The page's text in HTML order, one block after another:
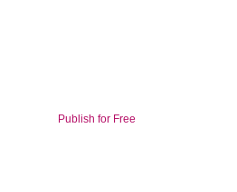
Publish for Free